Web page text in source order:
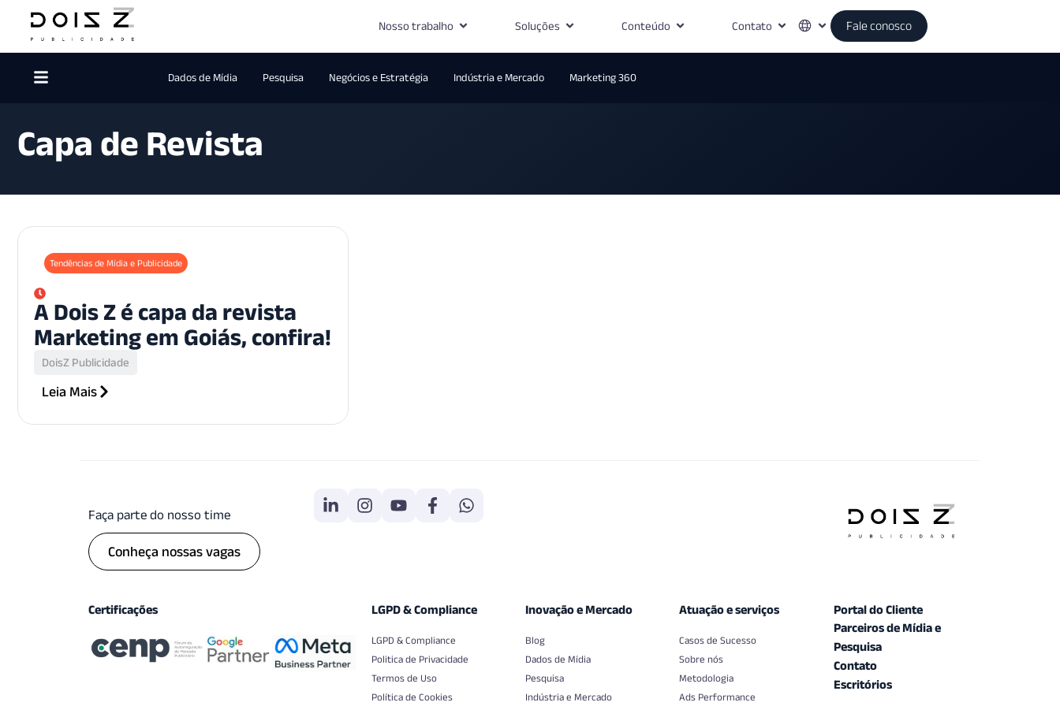
Nosso trabalho Soluções Conteúdo Contato Fale conosco
Dados de Mídia Pesquisa Negócios e Estratégia Indústria e Mercado Marketing 360
Capa de Revista
Tendências de Mídia e Publicidade
A Dois Z é capa da revista
Marketing em Goiás, confira!
DoisZ Publicidade
Leia Mais
Faça parte do nosso time
Conheça nossas vagas
Certificações LGPD & Compliance
LGPD & Compliance
Politica de Privacidade
Termos de Uso
Política de Cookies
Inovação e Mercado
Blog
Dados de Mídia
Pesquisa
Indústria e Mercado
Atuação e serviços
Casos de Sucesso
Sobre nós
Metodologia
Ads Performance
Portal do Cliente
Parceiros de Mídia e
Pesquisa
Contato
Escritórios